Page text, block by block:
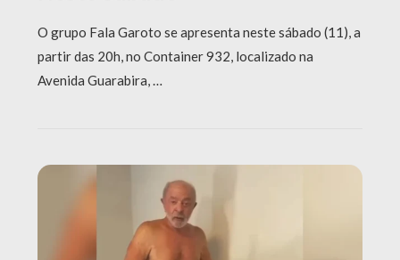
O grupo Fala Garoto se apresenta neste sábado (11), a
partir das 20h, no Container 932, localizado na
Avenida Guarabira, …